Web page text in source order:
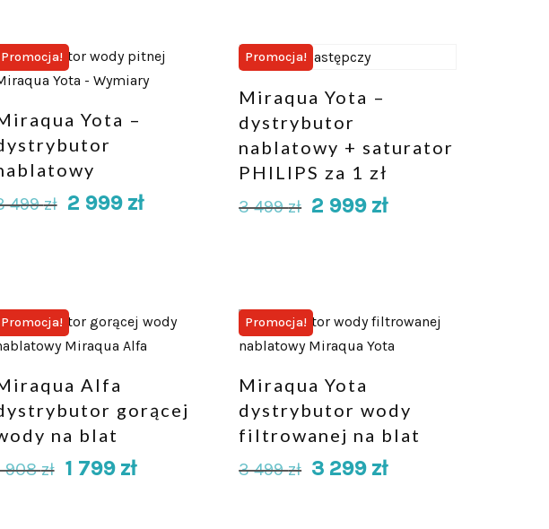
Promocja!
Yota –
499zł 2 999 zł
Promocja!
Miraqua Yota –
dystrybutor
nablatowy + saturator
PHILIPS za 1 zł
3 499zł 2 999 zł
Promocja!
Alfa
gorącej
na blat
908zł 1 799 zł
Promocja!
Miraqua Yota
dystrybutor wody
filtrowanej na blat
3 499zł 3 299 zł